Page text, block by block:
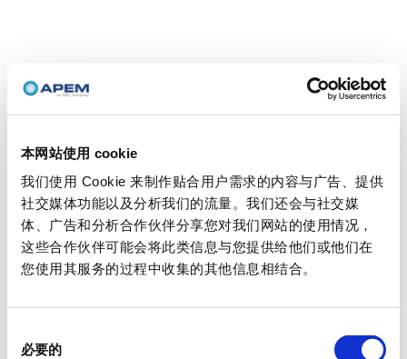
本网站使用 cookie
我们使用 Cookie 来制作贴合用户需求的内容与广告、提供
社交媒体功能以及分析我们的流量。我们还会与社交媒
体、广告和分析合作伙伴分享您对我们网站的使用情况，
这些合作伙伴可能会将此类信息与您提供给他们或他们在
您使用其服务的过程中收集的其他信息相结合。
必要的